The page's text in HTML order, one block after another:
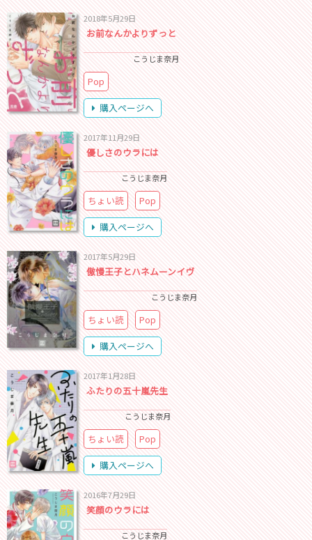
2018年5月29日
お前なんかよりずっと
こうじま奈月
Pop
購入ページへ
2017年11月29日
優しさのウラには
こうじま奈月
ちょい読
Pop
購入ページへ
2017年5月29日
傲慢王子とハネムーンイヴ
こうじま奈月
ちょい読
Pop
購入ページへ
2017年1月28日
ふたりの五十嵐先生
こうじま奈月
ちょい読
Pop
購入ページへ
2016年7月29日
笑顔のウラには
こうじま奈月